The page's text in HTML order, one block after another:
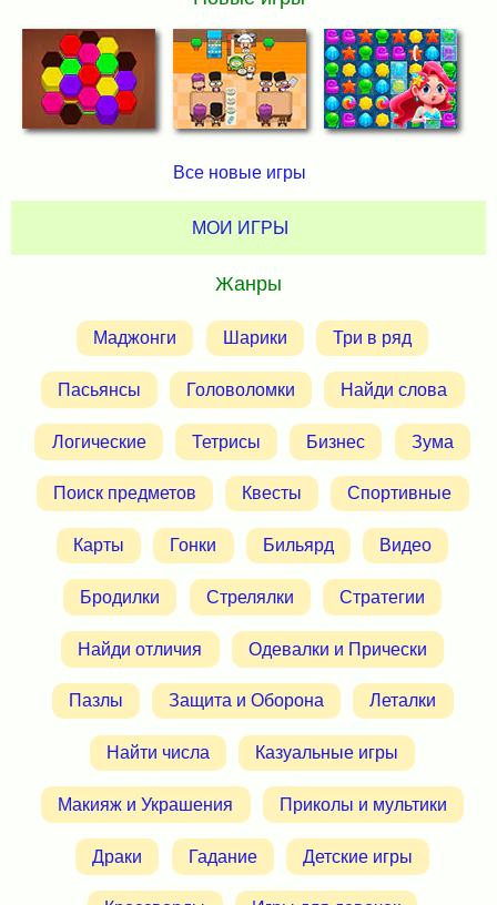
Все новые игры
МОИ ИГРЫ
Жанры
Маджонги Шарики Три в ряд
Пасьянсы Головоломки Найди слова
Логические Тетрисы Бизнес Зума
Поиск предметов Квесты Спортивные
Карты Гонки Бильярд Видео
Бродилки Стрелялки Стратегии
Найди отличия Одевалки и Прически
Пазлы Защита и Оборона Леталки
Найти числа Казуальные игры
Макияж и Украшения Приколы и мультики
Драки Гадание Детские игры